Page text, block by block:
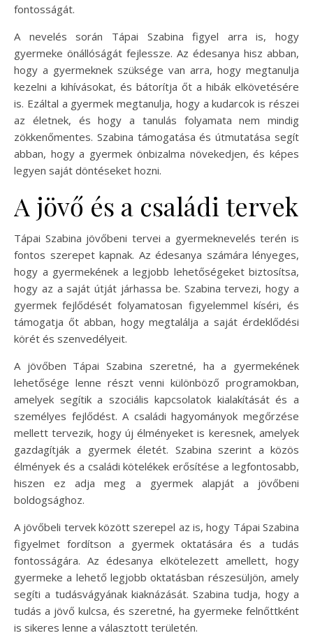
fontosságát.
A nevelés során Tápai Szabina figyel arra is, hogy
gyermeke önállóságát fejlessze. Az édesanya hisz abban,
hogy a gyermeknek szüksége van arra, hogy megtanulja
kezelni a kihívásokat, és bátorítja őt a hibák elkövetésére
is. Ezáltal a gyermek megtanulja, hogy a kudarcok is részei
az életnek, és hogy a tanulás folyamata nem mindig
zökkenőmentes. Szabina támogatása és útmutatása segít
abban, hogy a gyermek önbizalma növekedjen, és képes
legyen saját döntéseket hozni.
A jövő és a családi tervek
Tápai Szabina jövőbeni tervei a gyermeknevelés terén is
fontos szerepet kapnak. Az édesanya számára lényeges,
hogy a gyermekének a legjobb lehetőségeket biztosítsa,
hogy az a saját útját járhassa be. Szabina tervezi, hogy a
gyermek fejlődését folyamatosan figyelemmel kíséri, és
támogatja őt abban, hogy megtalálja a saját érdeklődési
körét és szenvedélyeit.
A jövőben Tápai Szabina szeretné, ha a gyermekének
lehetősége lenne részt venni különböző programokban,
amelyek segítik a szociális kapcsolatok kialakítását és a
személyes fejlődést. A családi hagyományok megőrzése
mellett tervezik, hogy új élményeket is keresnek, amelyek
gazdagítják a gyermek életét. Szabina szerint a közös
élmények és a családi kötelékek erősítése a legfontosabb,
hiszen ez adja meg a gyermek alapját a jövőbeni
boldogsághoz.
A jövőbeli tervek között szerepel az is, hogy Tápai Szabina
figyelmet fordítson a gyermek oktatására és a tudás
fontosságára. Az édesanya elkötelezett amellett, hogy
gyermeke a lehető legjobb oktatásban részesüljön, amely
segíti a tudásvágyának kiaknázását. Szabina tudja, hogy a
tudás a jövő kulcsa, és szeretné, ha gyermeke felnőttként
is sikeres lenne a választott területén.